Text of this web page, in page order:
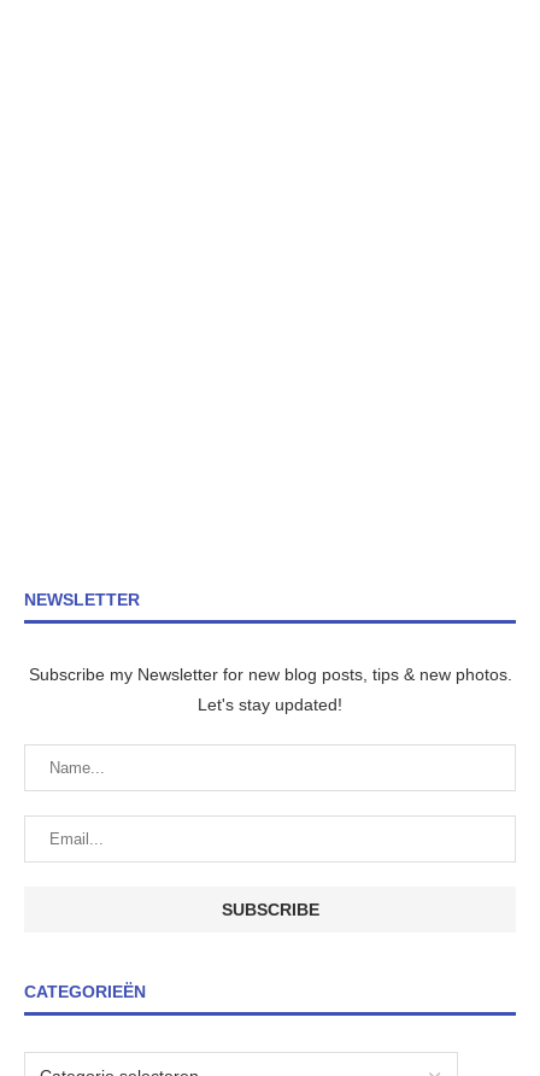
NEWSLETTER
Subscribe my Newsletter for new blog posts, tips & new photos.
Let's stay updated!
CATEGORIEËN